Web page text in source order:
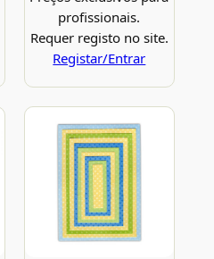
profissionais.
Requer registo no site.
Registar/Entrar